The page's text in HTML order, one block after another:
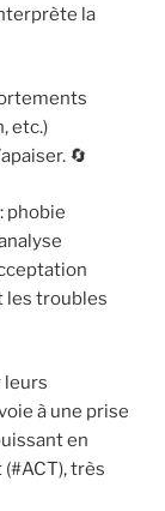
la
etc.)
🔄
phobie
les troubles
leurs
à une prise
en
très